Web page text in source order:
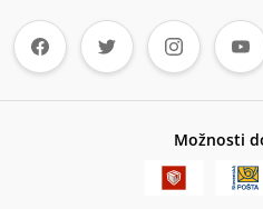
Možnosti